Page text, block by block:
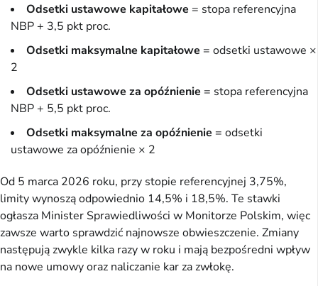
Odsetki ustawowe kapitałowe = stopa referencyjna
NBP + 3,5 pkt proc.
Odsetki maksymalne kapitałowe = odsetki ustawowe ×
2
Odsetki ustawowe za opóźnienie = stopa referencyjna
NBP + 5,5 pkt proc.
Odsetki maksymalne za opóźnienie = odsetki
ustawowe za opóźnienie × 2
Od 5 marca 2026 roku, przy stopie referencyjnej 3,75%,
limity wynoszą odpowiednio 14,5% i 18,5%. Te stawki
ogłasza Minister Sprawiedliwości w Monitorze Polskim, więc
zawsze warto sprawdzić najnowsze obwieszczenie. Zmiany
następują zwykle kilka razy w roku i mają bezpośredni wpływ
na nowe umowy oraz naliczanie kar za zwłokę.